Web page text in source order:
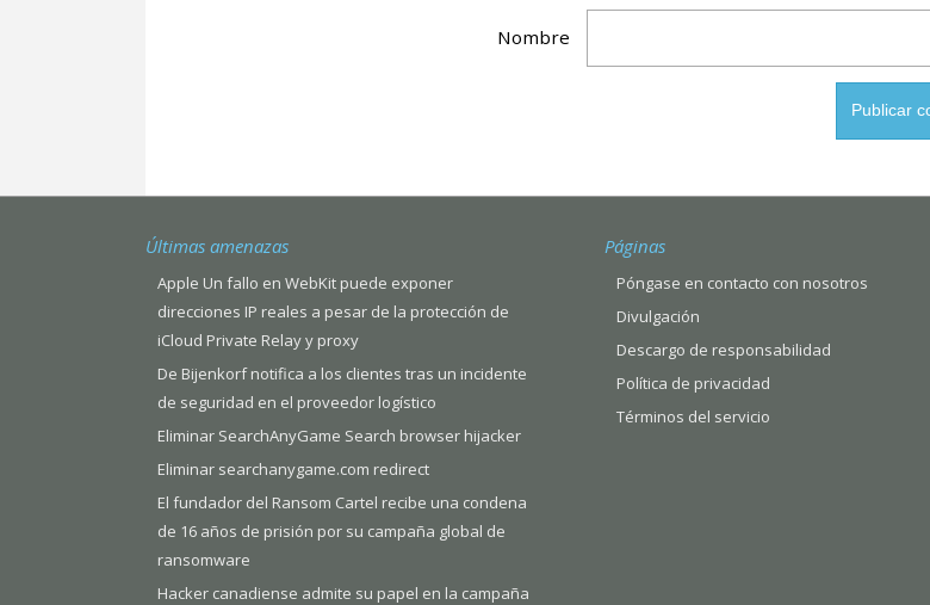
Nombre
Últimas amenazas
Apple Un fallo en WebKit puede exponer
direcciones IP reales a pesar de la protección de
iCloud Private Relay y proxy
De Bijenkorf notifica a los clientes tras un incidente
de seguridad en el proveedor logístico
Eliminar SearchAnyGame Search browser hijacker
Eliminar searchanygame.com redirect
El fundador del Ransom Cartel recibe una condena
de 16 años de prisión por su campaña global de
ransomware
Hacker canadiense admite su papel en la campaña
Páginas
Póngase en contacto con nosotros
Divulgación
Descargo de responsabilidad
Política de privacidad
Términos del servicio